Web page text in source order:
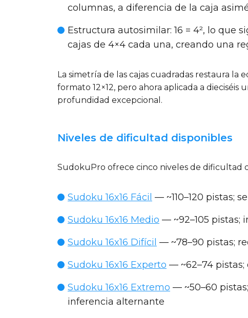
columnas, a diferencia de la caja
Estructura autosimilar: 16 = 4², lo que
cajas de 4×4 cada una, creando una
La simetría de las cajas cuadradas restaura
formato 12×12, pero ahora aplicada a
profundidad excepcional.
Niveles de dificultad disponibles
SudokuPro ofrece cinco niveles de dificultad
Sudoku 16x16 Fácil — ~110–120 pistas;
Sudoku 16x16 Medio — ~92–105 pistas;
Sudoku 16x16 Difícil — ~78–90 pistas;
Sudoku 16x16 Experto — ~62–74
Sudoku 16x16 Extremo — ~50–60
inferencia alternante